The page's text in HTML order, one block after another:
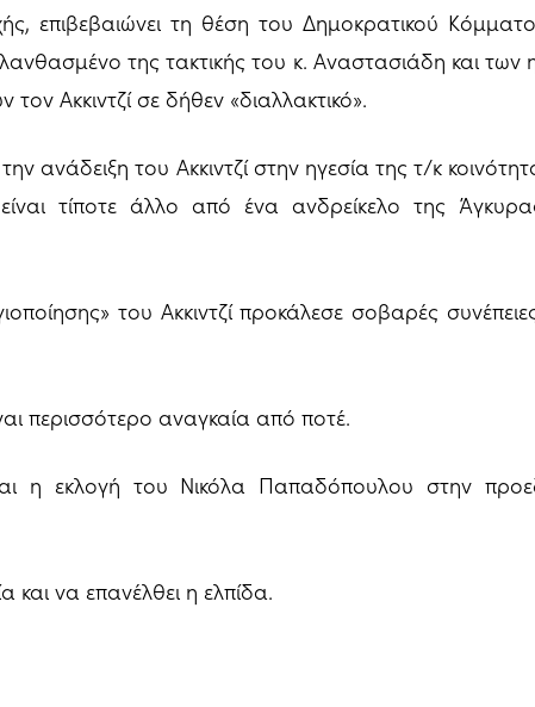
επιβεβαιώνει τη θέση του Δημοκρατικού
της τακτικής του κ. Αναστασιάδη και των
Ακκιντζί σε δήθεν «διαλλακτικό».
ανάδειξη του Ακκιντζί στην ηγεσία της τ/κ
τίποτε άλλο από ένα ανδρείκελο της
του Ακκιντζί προκάλεσε σοβαρές
περισσότερο αναγκαία από ποτέ.
η εκλογή του Νικόλα Παπαδόπουλου στην
και να επανέλθει η ελπίδα.